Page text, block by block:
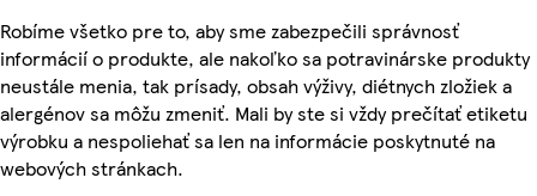
Robíme všetko pre to, aby sme zabezpečili správnosť
informácií o produkte, ale nakoľko sa potravinárske produkty
neustále menia, tak prísady, obsah výživy, diétnych zložiek a
alergénov sa môžu zmeniť. Mali by ste si vždy prečítať etiketu
výrobku a nespoliehať sa len na informácie poskytnuté na
webových stránkach.